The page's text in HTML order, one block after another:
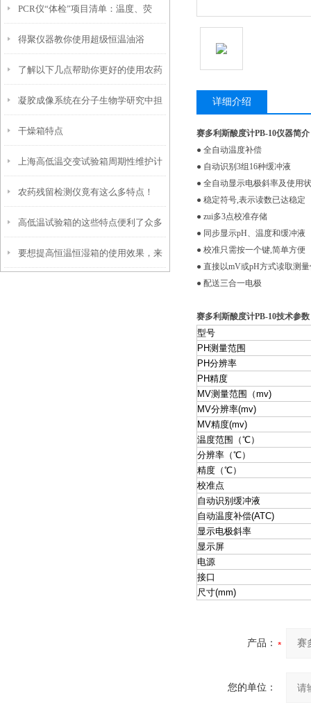
PCR仪“体检”项目清单：温度、荧
光、加热盖三项年度校准要点
得聚仪器教你使用超级恒温油浴
了解以下几点帮助你更好的使用农药
残留检测仪
凝胶成像系统在分子生物学研究中担
当着重要角色
干燥箱特点
上海高低温交变试验箱周期性维护计
划：日/月/季/年度保养项目一览
农药残留检测仪竟有这么多特点！
高低温试验箱的这些特点便利了众多
行业
要想提高恒温恒湿箱的使用效果，来
详细介绍
赛多利斯酸度计PB-10仪器简
● 全自动温度补偿
● 自动识别3组16种缓冲液
● 全自动显示电极斜率及使用
● 稳定符号,表示读数已达稳定
● zui多3点校准存储
● 同步显示pH、温度和缓冲液
● 校准只需按一个键,简单方便
● 直接以mV或pH方式读取测
● 配送三合一电极
赛多利斯酸度计PB-10技术参
型号
PH测量范围
PH分辨率
PH精度
MV测量范围（mv)
MV分辨率(mv)
MV精度(mv)
温度范围（℃）
分辨率（℃）
精度（℃）
校准点
自动识别缓冲液
自动温度补偿(ATC)
显示电极斜率
显示屏
电源
接口
尺寸(mm)
产品：
您的单位：